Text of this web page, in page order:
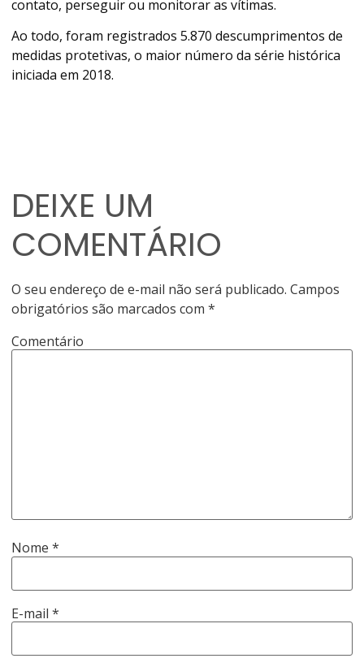
contato, perseguir ou monitorar as vítimas.
Ao todo, foram registrados 5.870 descumprimentos de
medidas protetivas, o maior número da série histórica
iniciada em 2018.
DEIXE UM
COMENTÁRIO
O seu endereço de e-mail não será publicado. Campos
obrigatórios são marcados com*
Comentário
Nome*
E-mail*